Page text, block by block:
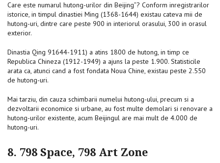
Care este numarul hutong-urilor din Beijing”? Conform inregistrarilor
istorice, in timpul dinastiei Ming (1368-1644) existau cateva mii de
hutong-uri, dintre care peste 900 in interiorul orasului, 300 in orasul
exterior.
Dinastia Qing 91644-1911) a atins 1800 de hutong, in timp ce
Republica Chineza (1912-1949) a ajuns la peste 1.900. Statisticile
arata ca, atunci cand a fost fondata Noua Chine, existau peste 2.550
de hutong-uri.
Mai tarziu, din cauza schimbarii numelui hutong-ului, precum si a
dezvoltarii economice si urbane, au fost multe demolari si renovare a
hutong-urilor existente, acum Beijingul are mai mult de 4.000 de
hutong-uri.
8. 798 Space, 798 Art Zone